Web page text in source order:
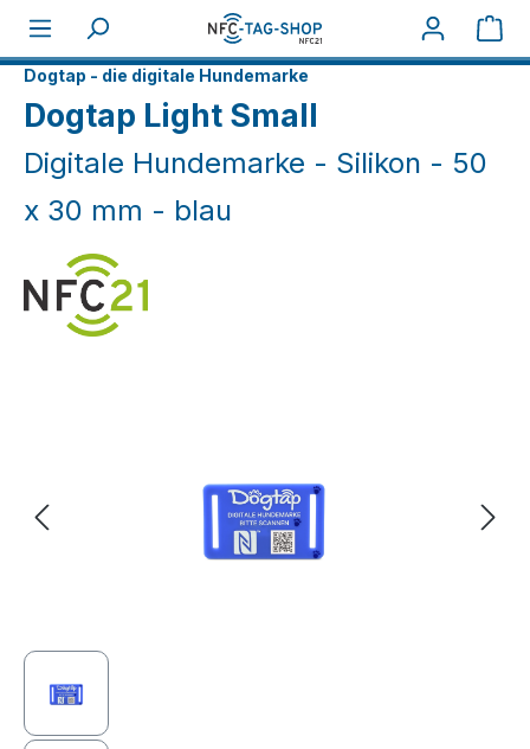
Zum Hauptinhalt springen
Dogtap - die digitale Hundemarke
Dogtap Light Small
Digitale Hundemarke - Silikon - 50
x 30 mm - blau